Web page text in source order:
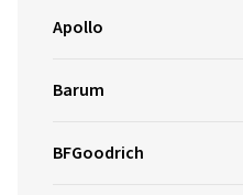
Apollo
Barum
BFGoodrich